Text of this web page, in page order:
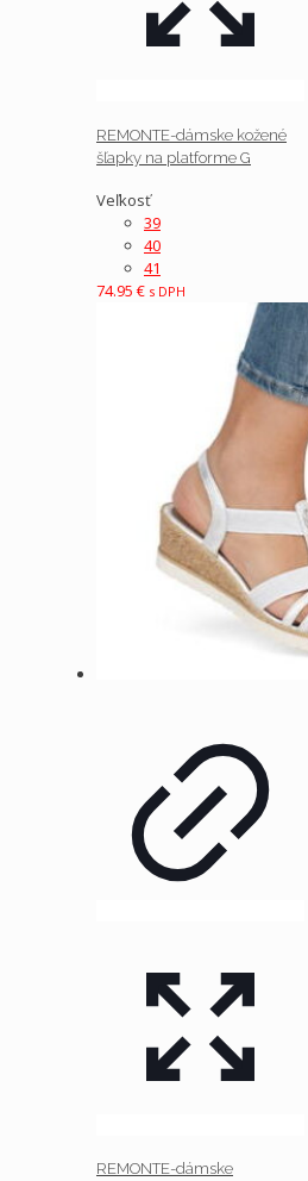
REMONTE-dámske kožené
šľapky na platforme G
Veľkosť
39
40
41
74.95 € s DPH
REMONTE-dámske